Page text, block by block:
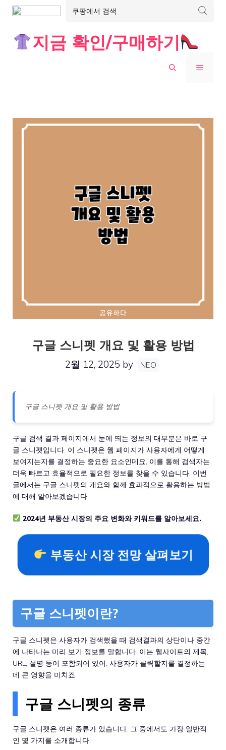
지금 확인/구매하기
MENU
구글 스니펫 개요 및 활용 방법
2월 12, 2025 by NEO
구글 스니펫 개요 및 활용 방법
구글 검색 결과 페이지에서 눈에 띄는 정보의 대부분은 바로 구
글 스니펫입니다. 이 스니펫은 웹 페이지가 사용자에게 어떻게
보여지는지를 결정하는 중요한 요소인데요, 이를 통해 검색자는
더욱 빠르고 효율적으로 필요한 정보를 찾을 수 있습니다. 이번
글에서는 구글 스니펫의 개요와 함께 효과적으로 활용하는 방법
에 대해 알아보겠습니다.
2024년 부동산 시장의 주요 변화와 키워드를 알아보세요.
부동산 시장 전망 살펴보기
구글 스니펫이란?
구글 스니펫은 사용자가 검색했을 때 검색결과의 상단이나 중간
에 나타나는 미리 보기 정보를 말합니다. 이는 웹사이트의 제목,
URL, 설명 등이 포함되어 있어, 사용자가 클릭할지를 결정하는
데 큰 영향을 미치죠.
구글 스니펫의 종류
구글 스니펫은 여러 종류가 있습니다. 그 중에서도 가장 일반적
인 몇 가지를 소개합니다.